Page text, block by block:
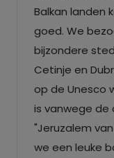
Balkan landen
goed. We
bijzondere
Cetinje en
op de Unesco
is vanwege de
"Jeruzalem
we een leuke